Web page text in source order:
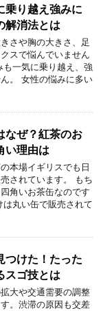
乗り越え強みに
解消法とは
さや胸の大きさ、足
スで悩んでいません
一気に乗り越え、強
。 女性の悩みに多い
なぜ？紅茶のお
い理由は
本場イギリスでも日
されています。 もち
角いお茶缶なのです
丸い缶で販売されて
つけた！たった
スゴ技とは
大や交通需要の調整
。渋滞の原因も交差